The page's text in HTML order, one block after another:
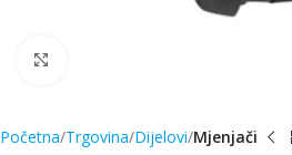
Početna Trgovina Dijelovi Mjenjači